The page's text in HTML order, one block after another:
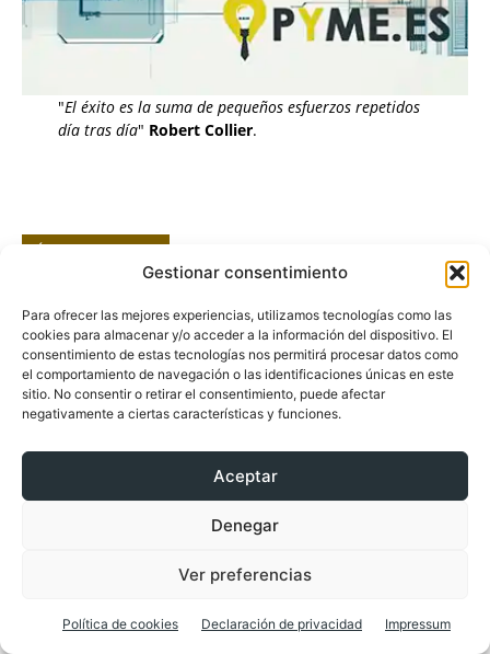
Gestionar consentimiento
Para ofrecer las mejores experiencias, utilizamos tecnologías como las
cookies para almacenar y/o acceder a la información del dispositivo. El
consentimiento de estas tecnologías nos permitirá procesar datos como
el comportamiento de navegación o las identificaciones únicas en este
sitio. No consentir o retirar el consentimiento, puede afectar
negativamente a ciertas características y funciones.
Aceptar
Denegar
Ver preferencias
Política de cookies Declaración de privacidad Impressum
"El éxito es la suma de pequeños esfuerzos repetidos
día tras día" Robert Collier.
Experiencia CreditoAmigo: Estrategias de gestión de la
deuda para consolidar tus finanzas y vivir con
así puedes recuperar parte del gasto